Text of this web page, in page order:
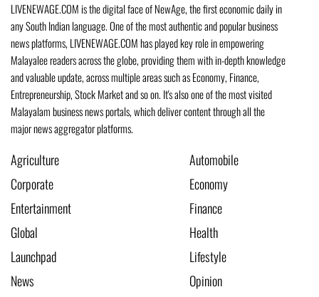
LIVENEWAGE.COM is the digital face of NewAge, the first economic daily in
any South Indian language. One of the most authentic and popular business
news platforms, LIVENEWAGE.COM has played key role in empowering
Malayalee readers across the globe, providing them with in-depth knowledge
and valuable update, across multiple areas such as Economy, Finance,
Entrepreneurship, Stock Market and so on. It's also one of the most visited
Malayalam business news portals, which deliver content through all the
major news aggregator platforms.
Agriculture
Automobile
Corporate
Economy
Entertainment
Finance
Global
Health
Launchpad
Lifestyle
News
Opinion